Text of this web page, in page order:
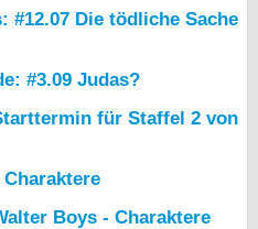
#12.07 Die tödliche Sache
#3.09 Judas?
für Staffel 2 von
Boys - Charaktere